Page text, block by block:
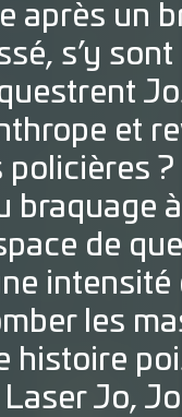
après un
s’y
et
braquage
de
les
histoire
Laser Jo,